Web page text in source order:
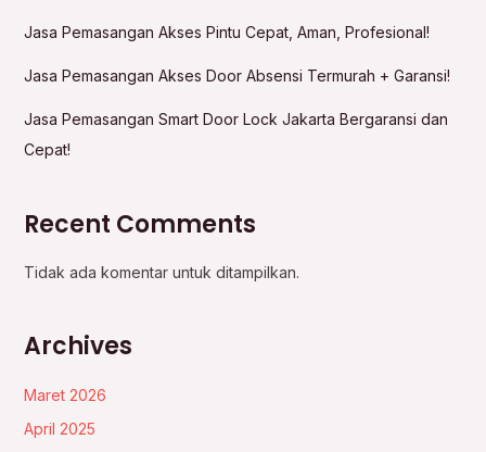
Jasa Pemasangan Akses Pintu Cepat, Aman, Profesional!
Jasa Pemasangan Akses Door Absensi Termurah + Garansi!
Jasa Pemasangan Smart Door Lock Jakarta Bergaransi dan
Cepat!
Recent Comments
Tidak ada komentar untuk ditampilkan.
Archives
Maret 2026
April 2025